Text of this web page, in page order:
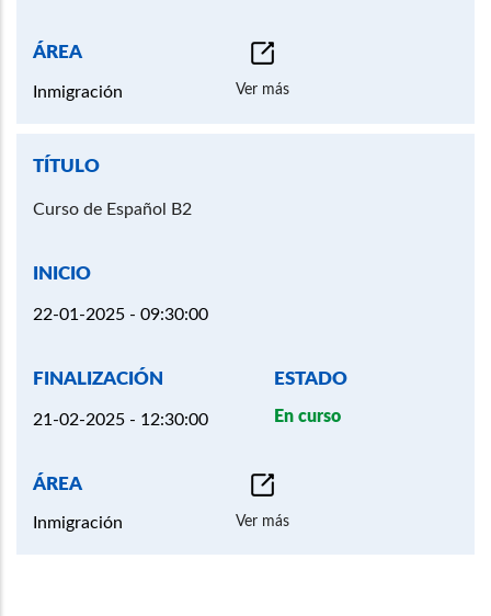
Inmigración Ver más
Curso de Español B2
22-01-2025 - 09:30:00
21-02-2025 - 12:30:00 En curso
Inmigración Ver más